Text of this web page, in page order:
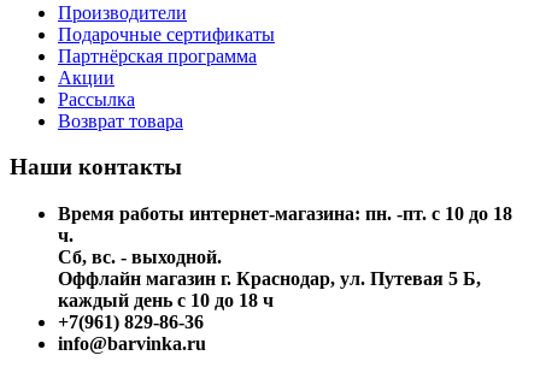
Производители
Подарочные сертификаты
Партнёрская программа
Акции
Рассылка
Возврат товара
Наши контакты
Время работы интернет-магазина: пн. -пт. с 10 до 18
ч.
Сб, вс. - выходной.
Оффлайн магазин г. Краснодар, ул. Путевая 5 Б,
каждый день с 10 до 18 ч
+7(961) 829-86-36
info@barvinka.ru